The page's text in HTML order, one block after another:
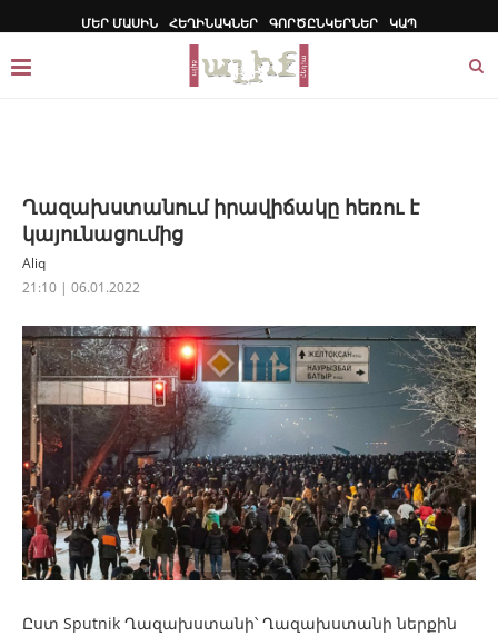
ՄԵՐ ՄԱՍԻՆ ՀԵՂԻՆԱԿՆԵՐ ԳՈՐԾԸՆԿԵՐՆԵՐ ԿԱՊ
Ղազախստանում իրավիճակը հեռու է
կայունացումից
Aliq
21:10 | 06.01.2022
Ըստ Sputnik Ղազախստանի՝ Ղազախստանի ներքին